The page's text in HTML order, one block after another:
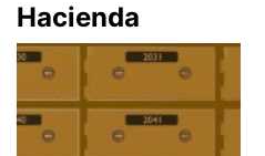
Hacienda